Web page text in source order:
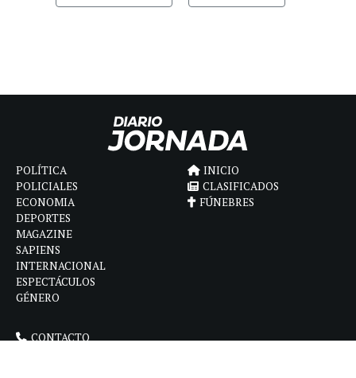
POLÍTICA
POLICIALES
ECONOMIA
DEPORTES
MAGAZINE
SAPIENS
INTERNACIONAL
ESPECTÁCULOS
GÉNERO
INICIO
CLASIFICADOS
FÚNEBRES
CONTACTO